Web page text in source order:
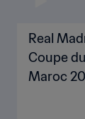
Real
Coupe
Maroc